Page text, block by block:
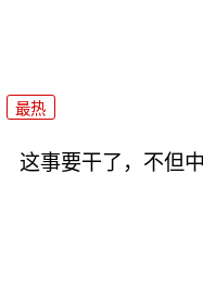
最热
这事要干了，不但